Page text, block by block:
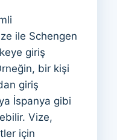
ile Schengen
giriş
bir kişi
giriş
İspanya gibi
Vize,
için